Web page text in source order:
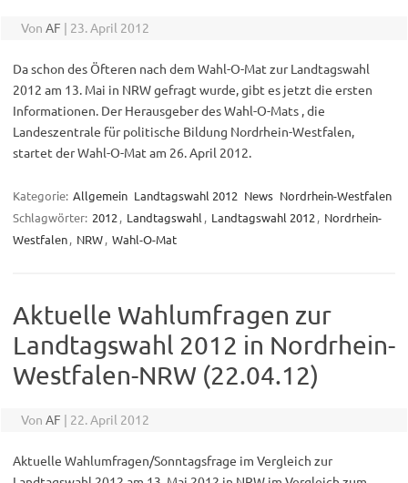
Von AF | 23. April 2012
Da schon des Öfteren nach dem Wahl-O-Mat zur Landtagswahl
2012 am 13. Mai in NRW gefragt wurde, gibt es jetzt die ersten
Informationen. Der Herausgeber des Wahl-O-Mats , die
Landeszentrale für politische Bildung Nordrhein-Westfalen,
startet der Wahl-O-Mat am 26. April 2012.
Kategorie: Allgemein Landtagswahl 2012 News Nordrhein-Westfalen
Schlagwörter: 2012 , Landtagswahl , Landtagswahl 2012 , Nordrhein-
Westfalen, NRW, Wahl-O-Mat
Aktuelle Wahlumfragen zur
Landtagswahl 2012 in Nordrhein-
Westfalen-NRW (22.04.12)
Von AF | 22. April 2012
Aktuelle Wahlumfragen/Sonntagsfrage im Vergleich zur